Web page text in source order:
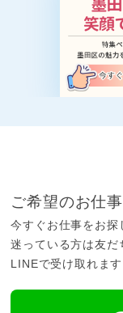
ご希望のお仕
今すぐお仕事をお探
迷っている方は友だ
LINEで受け取れます